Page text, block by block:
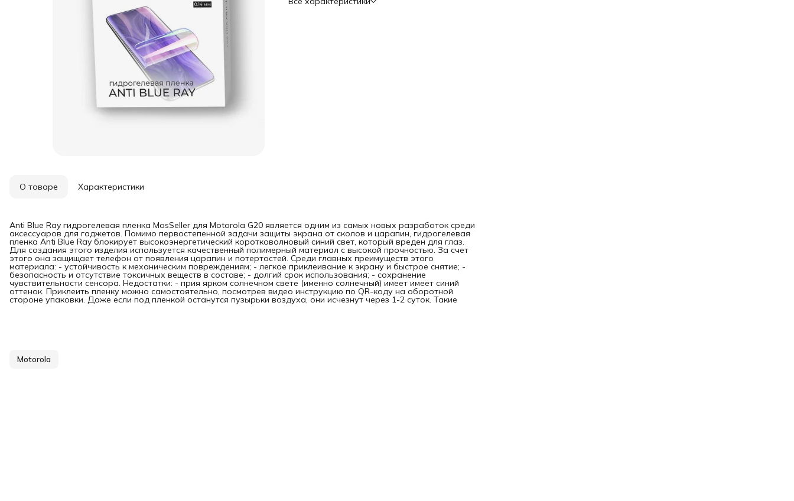
повреждениям; - легкое приклеивание к экрану и быстрое
О товаре Характеристики
Anti Blue Ray гидрогелевая пленка MosSeller для Motorola G20 является одним из самых новых разработок среди
аксессуаров для гаджетов. Помимо первостепенной задачи защиты экрана от сколов и царапин, гидрогелевая
пленка Anti Blue Ray блокирует высокоэнергетический коротковолновый синий свет, который вреден для глаз.
Для создания этого изделия используется качественный полимерный материал с высокой прочностью. За счет
этого она защищает телефон от появления царапин и потертостей. Среди главных преимуществ этого
материала: - устойчивость к механическим повреждениям; - легкое приклеивание к экрану и быстрое снятие; -
безопасность и отсутствие токсичных веществ в составе; - долгий срок использования; - сохранение
чувствительности сенсора. Недостатки: - прия ярком солнечном свете (именно солнечный) имеет имеет синий
оттенок. Приклеить пленку можно самостоятельно, посмотрев видео инструкцию по QR-коду на оборотной
стороне упаковки. Даже если под пленкой останутся пузырьки воздуха, они исчезнут через 1-2 суток. Такие
Motorola